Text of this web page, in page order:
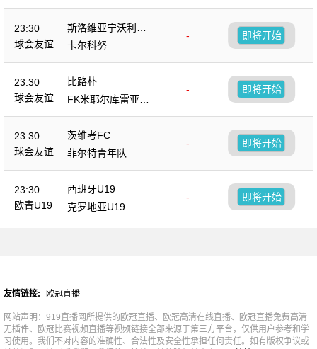
23:30
球会友谊
斯洛维亚宁沃利博
茨
-
卡尔科努
即将开始
23:30
球会友谊
比路朴
-
FK米耶尔库雷亚丘
克
即将开始
23:30
球会友谊
茨维考FC
-
菲尔特青年队
即将开始
23:30
欧青U19
西班牙U19
-
克罗地亚U19
即将开始
友情链接: 欧冠直播
网站声明：919直播网所提供的欧冠直播、欧冠高清在线直播、欧冠直播免费高清
无插件、欧冠比赛视频直播等视频链接全部来源于第三方平台，仅供用户参考和学
习使用。我们不对内容的准确性、合法性及安全性承担任何责任。如有版权争议或